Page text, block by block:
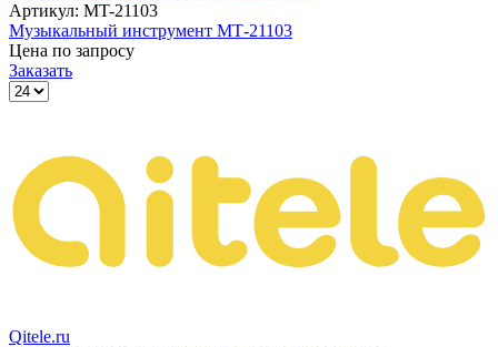
Артикул: MT-21103
Музыкальный инструмент MT‑21103
Цена по запросу
Заказать
Qitele.ru